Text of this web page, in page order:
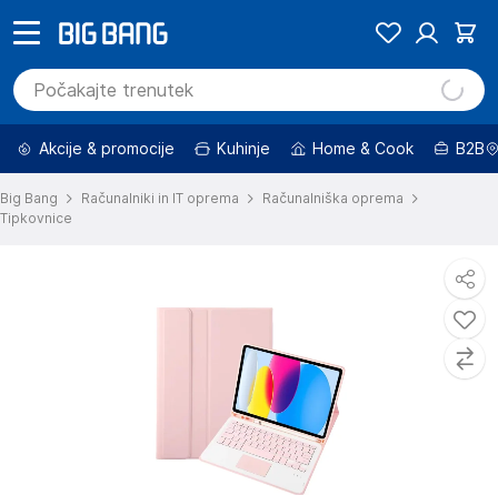
Akcije & promocije Kuhinje Home & Cook B2B
Big Bang Računalniki in IT oprema
Računalniška oprema
Tipkovnice